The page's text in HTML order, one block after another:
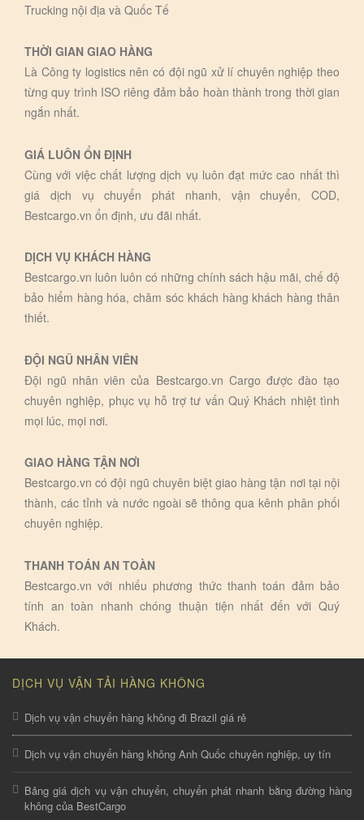
Trucking nội địa và Quốc Tế
THỜI GIAN GIAO HÀNG
Là Công ty logistics nên có đội ngũ xử lí chuyên nghiệp theo
từng quy trình ISO riêng đảm bảo hoàn thành trong thời gian
ngắn nhất.
GIÁ LUÔN ỔN ĐỊNH
Cùng với việc chất lượng dịch vụ luôn đạt mức cao nhất thì
giá dịch vụ chuyển phát nhanh, vận chuyển, COD,
Bestcargo.vn ổn định, ưu đãi nhất.
DỊCH VỤ KHÁCH HÀNG
Bestcargo.vn luôn luôn có những chính sách hậu mãi, chế độ
bảo hiểm hàng hóa, chăm sóc khách hàng khách hàng thân
thiết.
ĐỘI NGŨ NHÂN VIÊN
Đội ngũ nhân viên của Bestcargo.vn Cargo được đào tạo
chuyên nghiệp, phục vụ hỗ trợ tư vấn Quý Khách nhiệt tình
mọi lúc, mọi nơi.
GIAO HÀNG TẬN NƠI
Bestcargo.vn có đội ngũ chuyên biệt giao hàng tận nơi tại nội
thành, các tỉnh và nước ngoài sẽ thông qua kênh phân phối
chuyên nghiệp.
THANH TOÁN AN TOÀN
Bestcargo.vn với nhiếu phương thức thanh toán đảm bảo
tính an toàn nhanh chóng thuận tiện nhất đến với Quý
Khách.
DỊCH VỤ VẬN TẢI HÀNG KHÔNG
Dịch vụ vận chuyển hàng không đi Brazil giá rẻ
Dịch vụ vận chuyển hàng không Anh Quốc chuyên nghiệp, uy tín
Bảng giá dịch vụ vận chuyển, chuyển phát nhanh bằng đường hàng
không của BestCargo